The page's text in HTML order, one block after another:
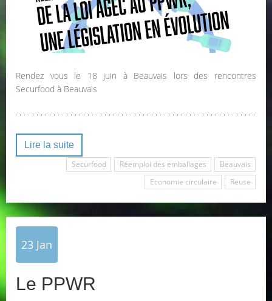
Rendez vous le 18 juin à Beauvais lors des rencontres
Securfood à Beauvais
Lire la suite
Securfood
Réemploi des emballages
Beauvais
Economie circulaire
Reuse
23 Jan
Le PPWR